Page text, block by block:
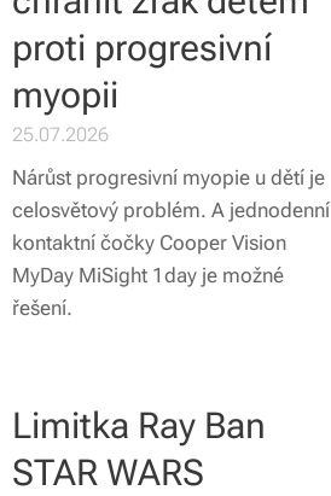
proti progresivní
myopii
25.07.2026
Nárůst progresivní myopie u dětí je
celosvětový problém. A jednodenní
kontaktní čočky Cooper Vision
MyDay MiSight 1day je možné
řešení.
Limitka Ray Ban
STAR WARS